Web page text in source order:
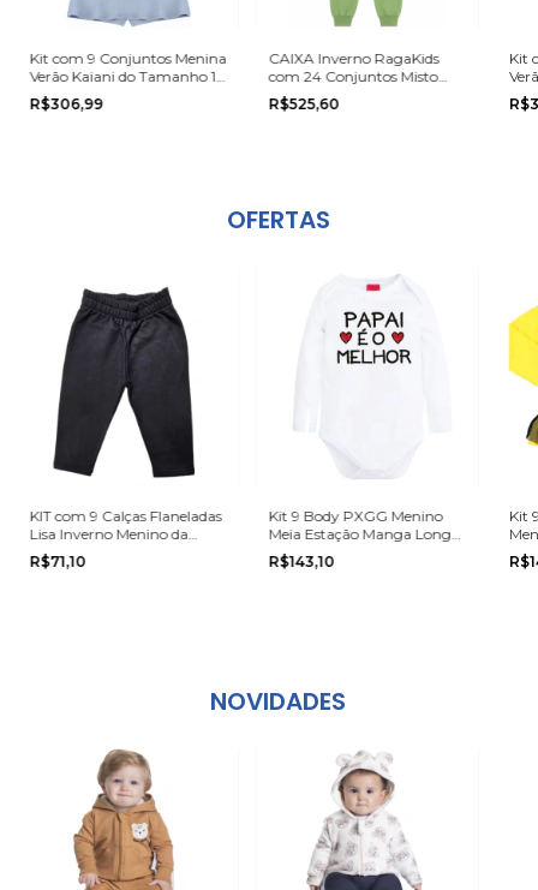
Kit com 9 Conjuntos Menina
Verão Kaiani do Tamanho 1
ao 3
R$306,99
CAIXA Inverno RagaKids
com 24 Conjuntos Misto
Menino e Menina na grade
do 1 ao 8
R$525,60
Kit
ao 8
OFERTAS
KIT com 9 Calças Flaneladas
Lisa Inverno Menino da
Marca Kyly na grade do P ao
G
R$71,10
Kit 9 Body PXGG Menino
Meia Estação Manga Longa
Multimarcas
R$143,10
Kit
NOVIDADES